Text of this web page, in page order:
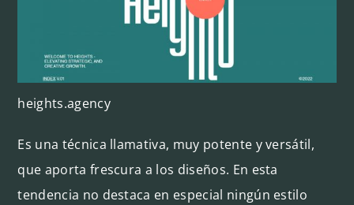
heights.agency
Es una técnica llamativa, muy potente y versátil,
que aporta frescura a los diseños. En esta
tendencia no destaca en especial ningún estilo